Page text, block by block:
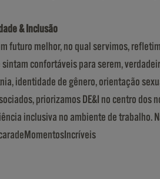
& Inclusão
futuro melhor, no qual servimos,
confortáveis para serem,
identidade de gênero, orientação
priorizamos DE&I no centro
inclusiva no ambiente de trabalho.